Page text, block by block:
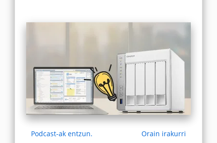
Podcast-ak entzun. Orain irakurri